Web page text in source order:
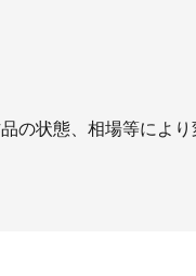
の状態、相場等により